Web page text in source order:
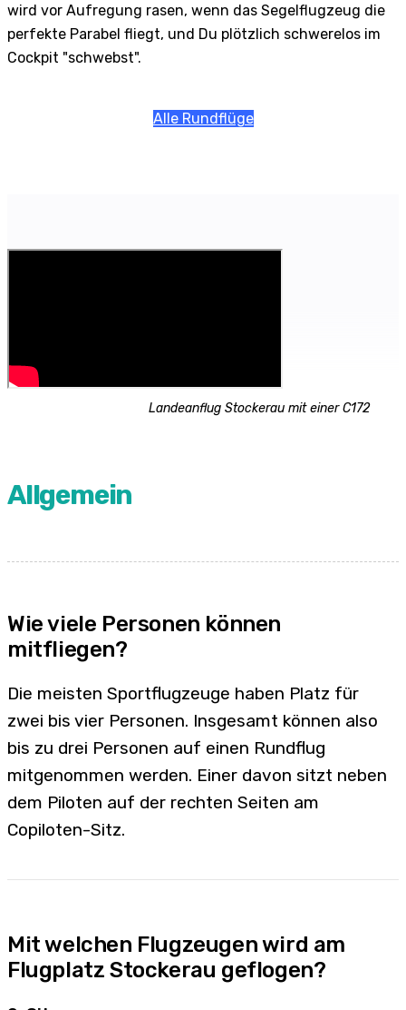
wird vor Aufregung rasen, wenn das Segelflugzeug die
perfekte Parabel fliegt, und Du plötzlich schwerelos im
Cockpit "schwebst".
Alle Rundflüge
Landeanflug Stockerau mit einer C172
Allgemein
Wie viele Personen können
mitfliegen?
Die meisten Sportflugzeuge haben Platz für
zwei bis vier Personen. Insgesamt können also
bis zu drei Personen auf einen Rundflug
mitgenommen werden. Einer davon sitzt neben
dem Piloten auf der rechten Seiten am
Copiloten-Sitz.
Mit welchen Flugzeugen wird am
Flugplatz Stockerau geflogen?